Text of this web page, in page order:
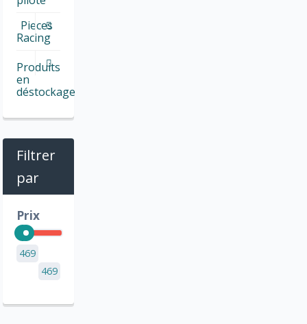
Pieces
Racing
Produits
en
déstockage
Filtrer
par
Prix
469
469